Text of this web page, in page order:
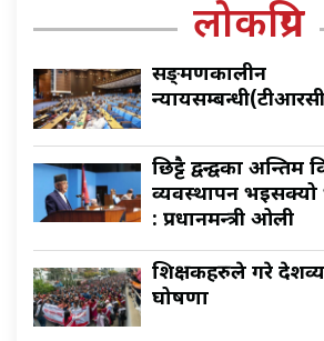
लोकप्रिय
सङ्क्रमणकालीन
छिट्टै द्वन्द्वका अन्तिम
व्यवस्थापन भइसक्यो
: प्रधानमन्त्री ओली
शिक्षकहरुले गरे
घोषणा